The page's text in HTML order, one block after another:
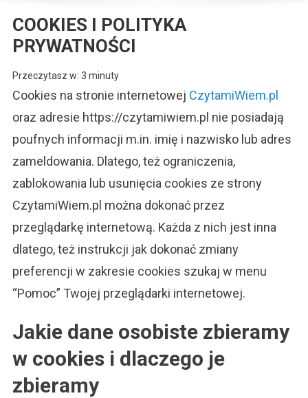
COOKIES I POLITYKA
PRYWATNOŚCI
Przeczytasz w: 3 minuty
Cookies na stronie internetowej CzytamiWiem.pl
oraz adresie https://czytamiwiem.pl nie posiadają
poufnych informacji m.in. imię i nazwisko lub adres
zameldowania. Dlatego, też ograniczenia,
zablokowania lub usunięcia cookies ze strony
CzytamiWiem.pl można dokonać przez
przeglądarkę internetową. Każda z nich jest inna
dlatego, też instrukcji jak dokonać zmiany
preferencji w zakresie cookies szukaj w menu
“Pomoc” Twojej przeglądarki internetowej.
Jakie dane osobiste zbieramy
w cookies i dlaczego je
zbieramy